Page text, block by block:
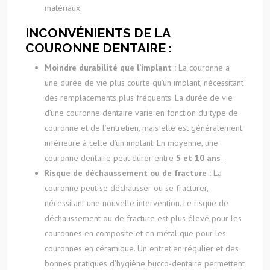
matériaux.
INCONVÉNIENTS DE LA
COURONNE DENTAIRE :
Moindre durabilité que l’implant : La couronne a
une durée de vie plus courte qu’un implant, nécessitant
des remplacements plus fréquents. La durée de vie
d’une couronne dentaire varie en fonction du type de
couronne et de l’entretien, mais elle est généralement
inférieure à celle d’un implant. En moyenne, une
couronne dentaire peut durer entre 5 et 10 ans .
Risque de déchaussement ou de fracture : La
couronne peut se déchausser ou se fracturer,
nécessitant une nouvelle intervention. Le risque de
déchaussement ou de fracture est plus élevé pour les
couronnes en composite et en métal que pour les
couronnes en céramique. Un entretien régulier et des
bonnes pratiques d’hygiène bucco-dentaire permettent